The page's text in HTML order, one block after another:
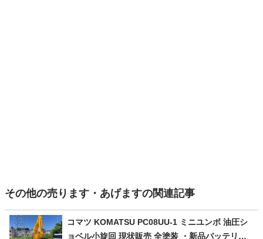
その他の売ります・あげますの関連記事
コマツ KOMATSU PC08UU-1 ミニユンボ 油圧シ
ョベル小旋回 現状販売 全塗装 ・新品バッテリー